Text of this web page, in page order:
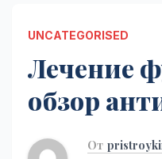
UNCATEGORISED
Лечение
обзор
От